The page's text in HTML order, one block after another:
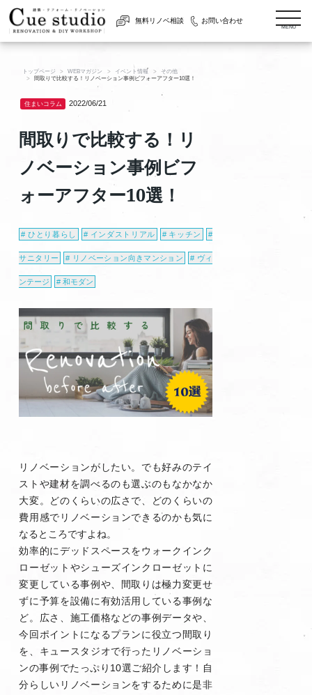
無料リノベ相談 お問い合わせ
MENU
トップページ WEBマガジン イベント情報
その他
間取りで比較する！リノベーション事例ビフォーアフター10選！
住まいコラム 2022/06/21
間取りで比較する！リ
ノベーション事例ビフ
ォーアフター10選！
ひとり暮らし インダストリアル キッチン
サニタリー リノベーション向きマンション ヴィ
ンテージ 和モダン
リノベーションがしたい。でも好みのテイ
ストや建材を調べるのも選ぶのもなかなか
大変。どのくらいの広さで、どのくらいの
費用感でリノベーションできるのかも気に
なるところですよね。
効率的にデッドスペースをウォークインク
ローゼットやシューズインクローゼットに
変更している事例や、間取りは極力変更せ
ずに予算を設備に有効活用している事例な
ど。広さ、施工価格などの事例データや、
今回ポイントになるプランに役立つ間取り
を、キュースタジオで行ったリノベーショ
ンの事例でたっぷり10選ご紹介します！自
分らしいリノベーションをするために是非